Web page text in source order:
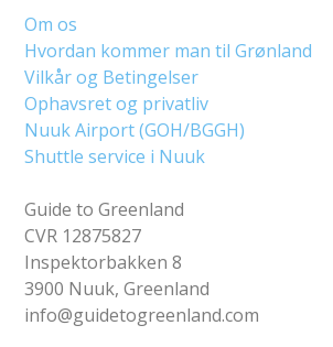
Om os
Hvordan kommer man til Grønland
Vilkår og Betingelser
Ophavsret og privatliv
Nuuk Airport (GOH/BGGH)
Shuttle service i Nuuk
Guide to Greenland
CVR 12875827
Inspektorbakken 8
3900 Nuuk, Greenland
info@guidetogreenland.com